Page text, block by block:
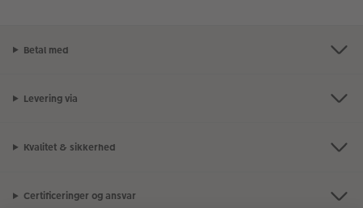
Betal med
Levering via
Kvalitet & sikkerhed
Certificeringer og ansvar